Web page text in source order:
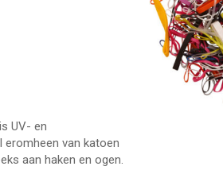
UV- en
eromheen van katoen
aan haken en ogen.